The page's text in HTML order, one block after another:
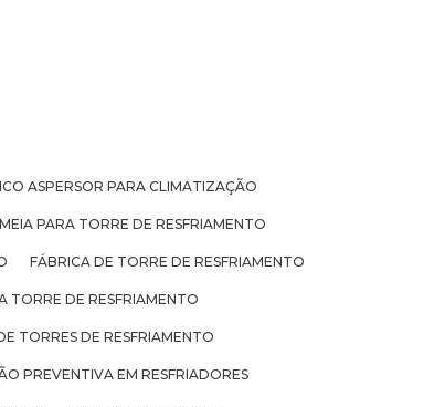
ASPERSOR PARA CLIMATIZAÇÃO
PARA TORRE DE RESFRIAMENTO
FÁBRICA DE TORRE DE RESFRIAMENTO
TORRE DE RESFRIAMENTO
TORRES DE RESFRIAMENTO
PREVENTIVA EM RESFRIADORES